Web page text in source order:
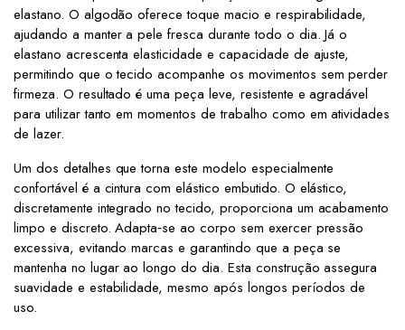
elastano. O algodão oferece toque macio e respirabilidade,
ajudando a manter a pele fresca durante todo o dia. Já o
elastano acrescenta elasticidade e capacidade de ajuste,
permitindo que o tecido acompanhe os movimentos sem perder
firmeza. O resultado é uma peça leve, resistente e agradável
para utilizar tanto em momentos de trabalho como em atividades
de lazer.
Um dos detalhes que torna este modelo especialmente
confortável é a cintura com elástico embutido. O elástico,
discretamente integrado no tecido, proporciona um acabamento
limpo e discreto. Adapta‑se ao corpo sem exercer pressão
excessiva, evitando marcas e garantindo que a peça se
mantenha no lugar ao longo do dia. Esta construção assegura
suavidade e estabilidade, mesmo após longos períodos de
uso.